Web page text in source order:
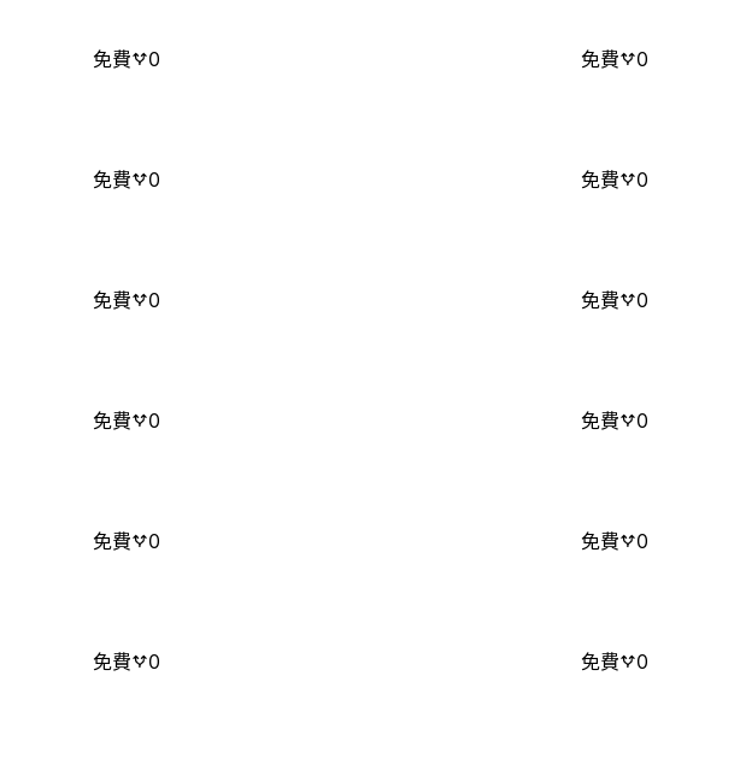
免費 0 免費 0
免費 0 免費 0
免費 0 免費 0
免費 0 免費 0
免費 0 免費 0
免費 0 免費 0